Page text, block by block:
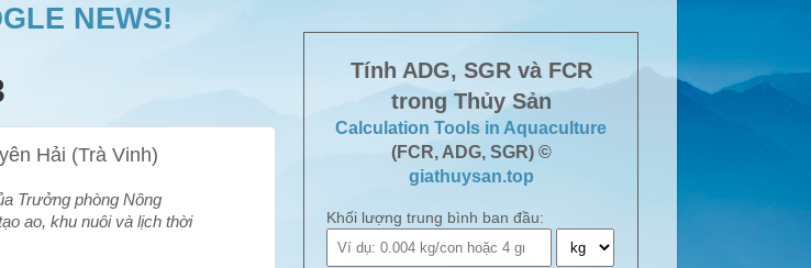
NEWS!
Hải (Trà Vinh)
Trưởng phòng Nông
ao, khu nuôi và lịch thời
Tính ADG, SGR và FCR
trong Thủy Sản
Calculation Tools in Aquaculture
(FCR, ADG, SGR) ©
giathuysan.top
Khối lượng trung bình ban đầu: